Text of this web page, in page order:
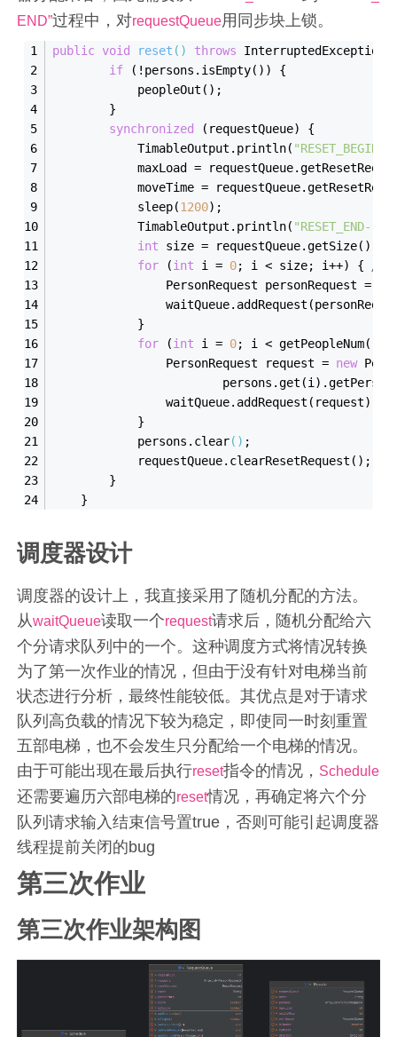
END”过程中，对requestQueue用同步块上锁。
public void reset () throws InterruptedException
if (!persons.isEmpty() ) {
            people
Out() ;
        }
synchronized
(requestQueue) {
TimableOutput . println( "RESET_BEGIN-"
            maxLoad = requestQueue.get
            moveTime = requestQueue.get
            sleep(
1200);
TimableOutput . println( "RESET_END-"
int size = requestQueue.getSize()
for (int i = 0; i < size; i++) { //回
PersonRequest personRequest =
                waitQueue.add
Request(
            }
for (int i = 0; i < getPeopleNum()
                PersonRequest request =
new
                        persons.get(i).get
                waitQueue.add
Request( request)
            }
            persons.clear
() ;
            requestQueue.clear
ResetRequest() ;
        }
    }
调度器设计
调度器的设计上，我直接采用了随机分配的方法。
从waitQueue读取一个request请求后，随机分配给六
个分请求队列中的一个。这种调度方式将情况转换
为了第一次作业的情况，但由于没有针对电梯当前
状态进行分析，最终性能较低。其优点是对于请求
队列高负载的情况下较为稳定，即使同一时刻重置
五部电梯，也不会发生只分配给一个电梯的情况。
由于可能出现在最后执行reset指令的情况， Schedule
还需要遍历六部电梯的reset情况，再确定将六个分
队列请求输入结束信号置true，否则可能引起调度器
线程提前关闭的bug
第三次作业
第三次作业架构图